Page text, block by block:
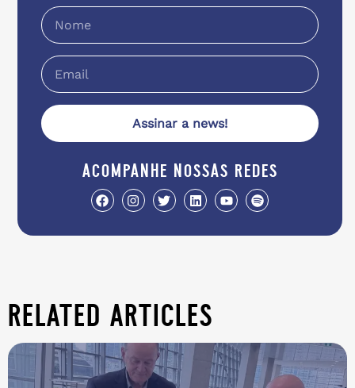
Assinar a news!
acompanhe nossas redes
related articles